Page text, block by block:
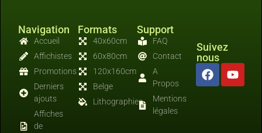
Navigation
Accueil
Affichistes
Promotions
Derniers
ajouts
Affiches
de
Formats
40x60cm
60x80cm
120x160cm
Belge
Lithographies
Support
FAQ
Contact
A
Propos
Mentions
légales
Suivez
nous